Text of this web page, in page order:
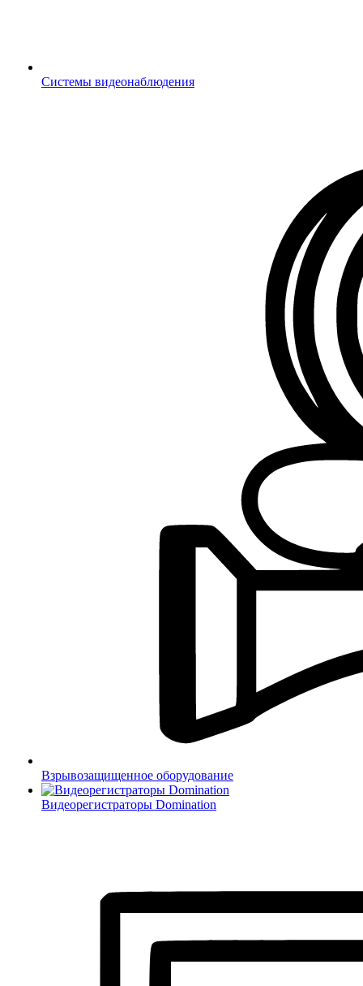
Системы видеонаблюдения
Взрывозащищенное оборудование
Видеорегистраторы Domination